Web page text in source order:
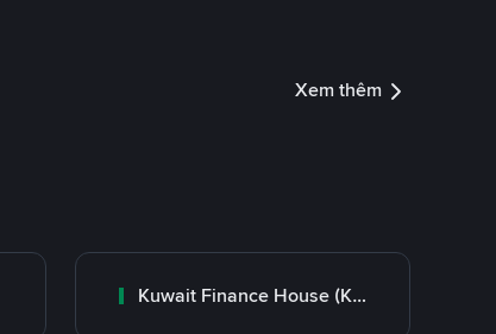
Xem thêm
Kuwait Finance House (KFH)